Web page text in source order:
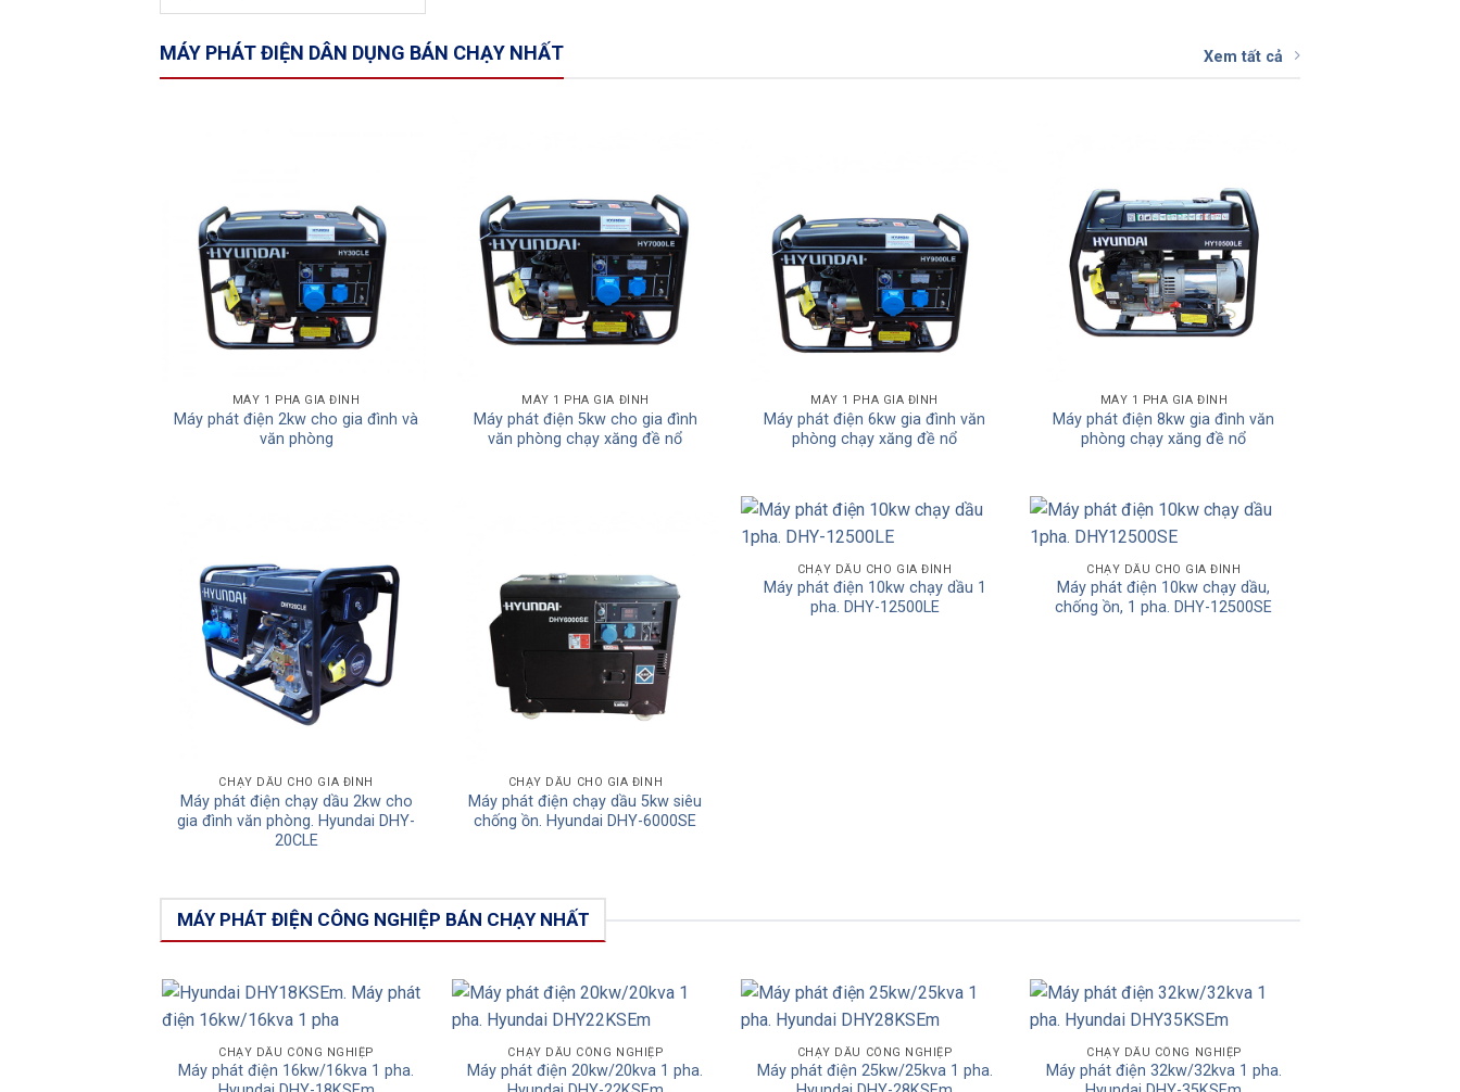
MÁY PHÁT ĐIỆN DÂN DỤNG BÁN CHẠY NHẤT Xem tất cả
Wishlist
MÁY 1 PHA GIA ĐÌNH
Máy phát điện 2kw cho gia đình và
văn phòng
Wishlist
MÁY 1 PHA GIA ĐÌNH
Máy phát điện 5kw cho gia đình
văn phòng chạy xăng đề nổ
MÁY 1 PHA GIA ĐÌNH
Máy phát điện 6kw gia đình văn
phòng chạy xăng đề nổ
Add to
Wishlist
MÁY 1 PHA GIA ĐÌNH
Máy phát điện 8kw gia đình văn
phòng chạy xăng đề nổ
Add to
Wishlist
CHẠY DẦU CHO GIA ĐÌNH
Máy phát điện chạy dầu 2kw cho
gia đình văn phòng. Hyundai DHY-
20CLE
Wishlist
CHẠY DẦU CHO GIA ĐÌNH
Máy phát điện chạy dầu 5kw siêu
chống ồn. Hyundai DHY-6000SE
Add to
Wishlist
CHẠY DẦU CHO GIA ĐÌNH
Máy phát điện 10kw chạy dầu 1
pha. DHY-12500LE
Add to
Wishlist
CHẠY DẦU CHO GIA ĐÌNH
Máy phát điện 10kw chạy dầu,
chống ồn, 1 pha. DHY-12500SE
MÁY PHÁT ĐIỆN CÔNG NGHIỆP BÁN CHẠY NHẤT
Add to
Wishlist
CHẠY DẦU CÔNG NGHIỆP
Máy phát điện 16kw/16kva 1 pha.
Add to
Wishlist
CHẠY DẦU CÔNG NGHIỆP
Máy phát điện 20kw/20kva 1 pha.
Add to
Wishlist
CHẠY DẦU CÔNG NGHIỆP
Máy phát điện 25kw/25kva 1 pha.
Add to
Wishlist
CHẠY DẦU CÔNG NGHIỆP
Máy phát điện 32kw/32kva 1 pha.